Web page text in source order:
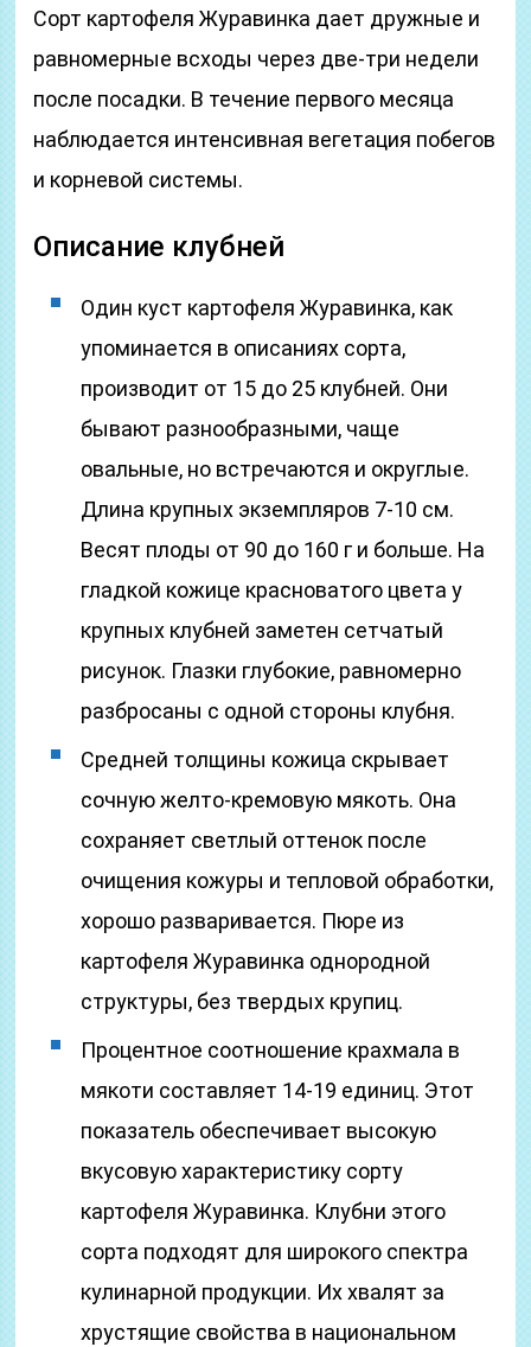
Сорт картофеля Журавинка дает дружные и
равномерные всходы через две-три недели
после посадки. В течение первого месяца
наблюдается интенсивная вегетация побегов
и корневой системы.
Описание клубней
Один куст картофеля Журавинка, как
упоминается в описаниях сорта,
производит от 15 до 25 клубней. Они
бывают разнообразными, чаще
овальные, но встречаются и округлые.
Длина крупных экземпляров 7-10 см.
Весят плоды от 90 до 160 г и больше. На
гладкой кожице красноватого цвета у
крупных клубней заметен сетчатый
рисунок. Глазки глубокие, равномерно
разбросаны с одной стороны клубня.
Средней толщины кожица скрывает
сочную желто-кремовую мякоть. Она
сохраняет светлый оттенок после
очищения кожуры и тепловой обработки,
хорошо разваривается. Пюре из
картофеля Журавинка однородной
структуры, без твердых крупиц.
Процентное соотношение крахмала в
мякоти составляет 14-19 единиц. Этот
показатель обеспечивает высокую
вкусовую характеристику сорту
картофеля Журавинка. Клубни этого
сорта подходят для широкого спектра
кулинарной продукции. Их хвалят за
хрустящие свойства в национальном